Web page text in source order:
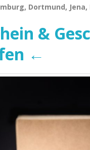
Dortmund,
&
←